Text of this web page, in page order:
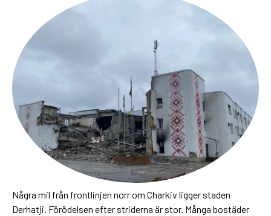
Några mil från frontlinjen norr om Charkiv ligger staden
Derhatji. Förödelsen efter striderna är stor. Många bostäder